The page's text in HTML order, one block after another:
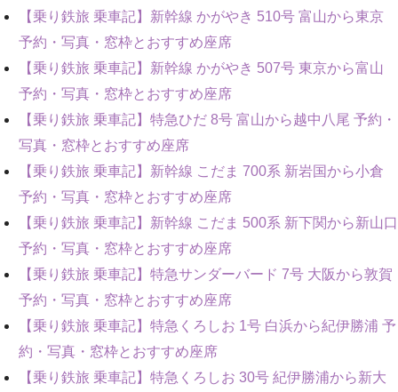
【乗り鉄旅 乗車記】新幹線 かがやき 510号 富山から東京
予約・写真・窓枠とおすすめ座席
【乗り鉄旅 乗車記】新幹線 かがやき 507号 東京から富山
予約・写真・窓枠とおすすめ座席
【乗り鉄旅 乗車記】特急ひだ 8号 富山から越中八尾 予約・
写真・窓枠とおすすめ座席
【乗り鉄旅 乗車記】新幹線 こだま 700系 新岩国から小倉
予約・写真・窓枠とおすすめ座席
【乗り鉄旅 乗車記】新幹線 こだま 500系 新下関から新山口
予約・写真・窓枠とおすすめ座席
【乗り鉄旅 乗車記】特急サンダーバード 7号 大阪から敦賀
予約・写真・窓枠とおすすめ座席
【乗り鉄旅 乗車記】特急くろしお 1号 白浜から紀伊勝浦 予
約・写真・窓枠とおすすめ座席
【乗り鉄旅 乗車記】特急くろしお 30号 紀伊勝浦から新大